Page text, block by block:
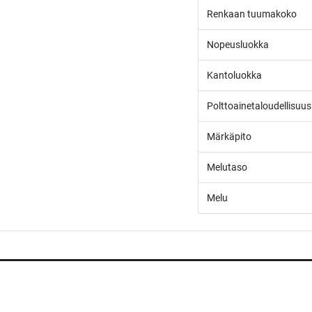
Renkaan tuumakoko
Nopeusluokka
Kantoluokka
Polttoainetaloudellisuus
Märkäpito
Melutaso
Melu